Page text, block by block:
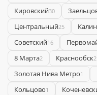
Кировский30
Центральный25
Советский16
8 Марта2 Краснообск2
Золотая Нива Метро1
Кольцово1